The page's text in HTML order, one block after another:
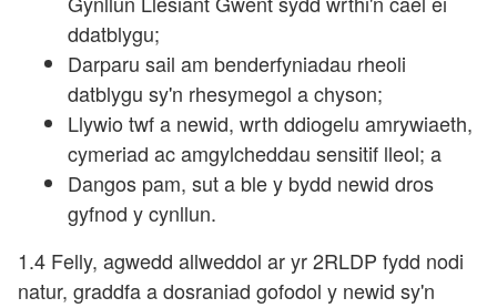
ddatblygu;
Darparu sail am benderfyniadau rheoli
datblygu sy'n rhesymegol a chyson;
Llywio twf a newid, wrth ddiogelu amrywiaeth,
cymeriad ac amgylcheddau sensitif lleol; a
Dangos pam, sut a ble y bydd newid dros
gyfnod y cynllun.
1.4 Felly, agwedd allweddol ar yr 2RLDP fydd nodi
natur, graddfa a dosraniad gofodol y newid sy'n